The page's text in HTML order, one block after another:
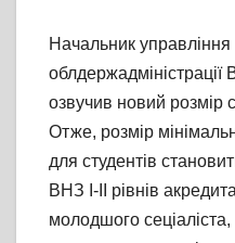
Начальник управління
озвучив новий розмір
Отже, розмір
для студентів
ВНЗ І-ІІ рівнів
молодшого